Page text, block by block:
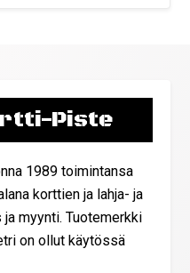
Piste
1989 toimintansa
korttien ja lahja- ja
myynti. Tuotemerkki
on ollut käytössä